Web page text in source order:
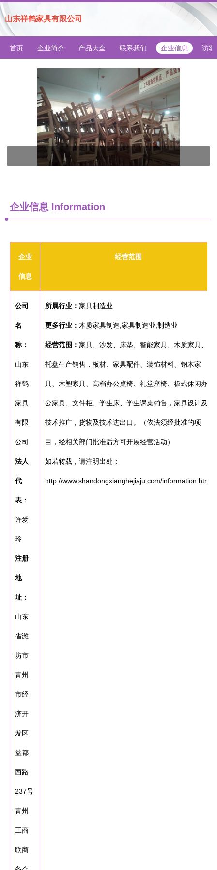
山东祥鹤家具有限公司
首页 企业简介 产品大全 联系我们 企业信息 访客
企业信息 Information
企业
信息
经营范围
公司
名
称：
山东
祥鹤
家具
有限
公司
法人
代
表：
许爱
玲
注册
地
址：
山东
省潍
坊市
青州
市经
济开
发区
益都
西路
237号
青州
工商
联商
所属行业： 家具制造业
更多行业： 木质家具制造,家具制造业,制造业
经营范围： 家具、沙发、床垫、智能家具、木质家具、
托盘生产销售，板材、家具配件、装饰材料、钢木家
具、木塑家具、高档办公桌椅、礼堂座椅、板式休闲办
公家具、文件柜、学生床、学生课桌销售，家具设计及
技术推广，货物及技术进出口。（依法须经批准的项
目，经相关部门批准后方可开展经营活动）
如若转载，请注明出处：
http://www.shandongxianghejiaju.com/information.html